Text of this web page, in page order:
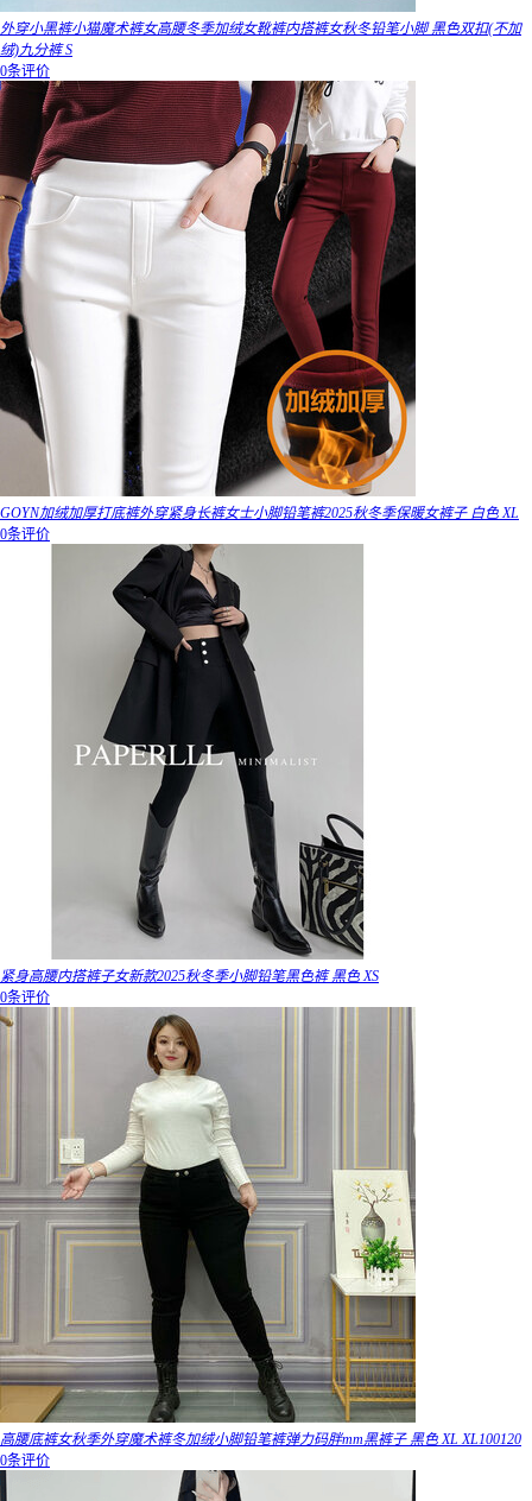
外穿小黑裤小猫魔术裤女高腰冬季加绒女靴裤内搭裤女秋冬铅笔小脚 黑色双扣(不加
绒)九分裤 S
0条评价
GOYN加绒加厚打底裤外穿紧身长裤女士小脚铅笔裤2025秋冬季保暖女裤子 白色 XL
0条评价
紧身高腰内搭裤子女新款2025秋冬季小脚铅笔黑色裤 黑色 XS
0条评价
高腰底裤女秋季外穿魔术裤冬加绒小脚铅笔裤弹力码胖mm黑裤子 黑色 XL XL100120
0条评价